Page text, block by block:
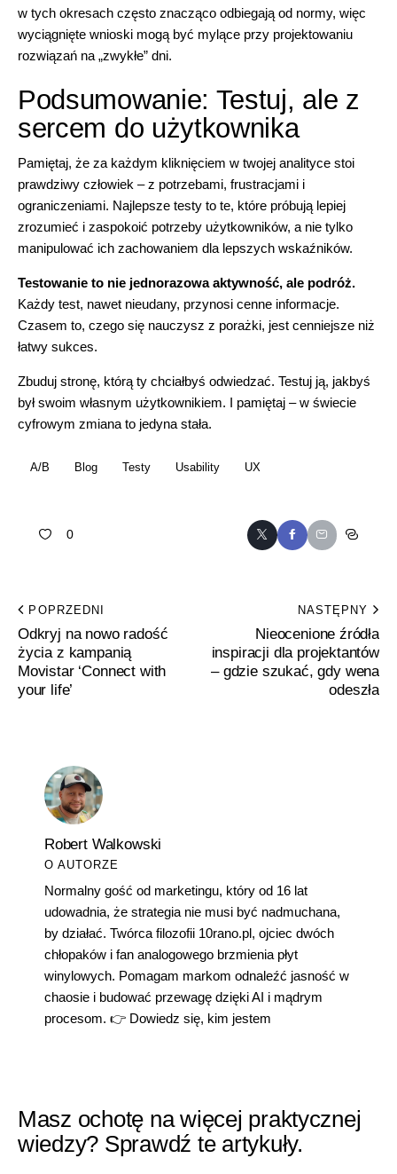
w tych okresach często znacząco odbiegają od normy, więc
wyciągnięte wnioski mogą być mylące przy projektowaniu
rozwiązań na „zwykłe” dni.
Podsumowanie: Testuj, ale z
sercem do użytkownika
Pamiętaj, że za każdym kliknięciem w twojej analityce stoi
prawdziwy człowiek – z potrzebami, frustracjami i
ograniczeniami. Najlepsze testy to te, które próbują lepiej
zrozumieć i zaspokoić potrzeby użytkowników, a nie tylko
manipulować ich zachowaniem dla lepszych wskaźników.
Testowanie to nie jednorazowa aktywność, ale podróż.
Każdy test, nawet nieudany, przynosi cenne informacje.
Czasem to, czego się nauczysz z porażki, jest cenniejsze niż
łatwy sukces.
Zbuduj stronę, którą ty chciałbyś odwiedzać. Testuj ją, jakbyś
był swoim własnym użytkownikiem. I pamiętaj – w świecie
cyfrowym zmiana to jedyna stała.
A/B Blog Testy Usability UX
0
POPRZEDNI
Odkryj na nowo radość
życia z kampanią
Movistar ‘Connect with
your life’
NASTĘPNY
Nieocenione źródła
inspiracji dla projektantów
– gdzie szukać, gdy wena
odeszła
Robert Walkowski
O AUTORZE
Normalny gość od marketingu, który od 16 lat
udowadnia, że strategia nie musi być nadmuchana,
by działać. Twórca filozofii 10rano.pl, ojciec dwóch
chłopaków i fan analogowego brzmienia płyt
winylowych. Pomagam markom odnaleźć jasność w
chaosie i budować przewagę dzięki AI i mądrym
procesom. 👉 Dowiedz się, kim jestem
Masz ochotę na więcej praktycznej
wiedzy? Sprawdź te artykuły.